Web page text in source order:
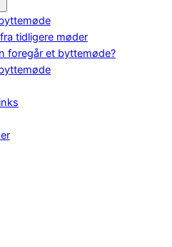
tidligere møder
foregår et byttemøde?